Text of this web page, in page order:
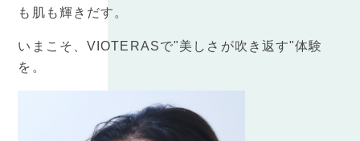
も肌も輝きだす。
いまこそ、VIOTERASで"美しさが吹き返す"体験
を。